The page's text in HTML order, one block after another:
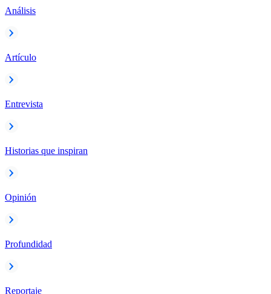
Análisis
Artículo
Entrevista
Historias que inspiran
Opinión
Profundidad
Reportaje